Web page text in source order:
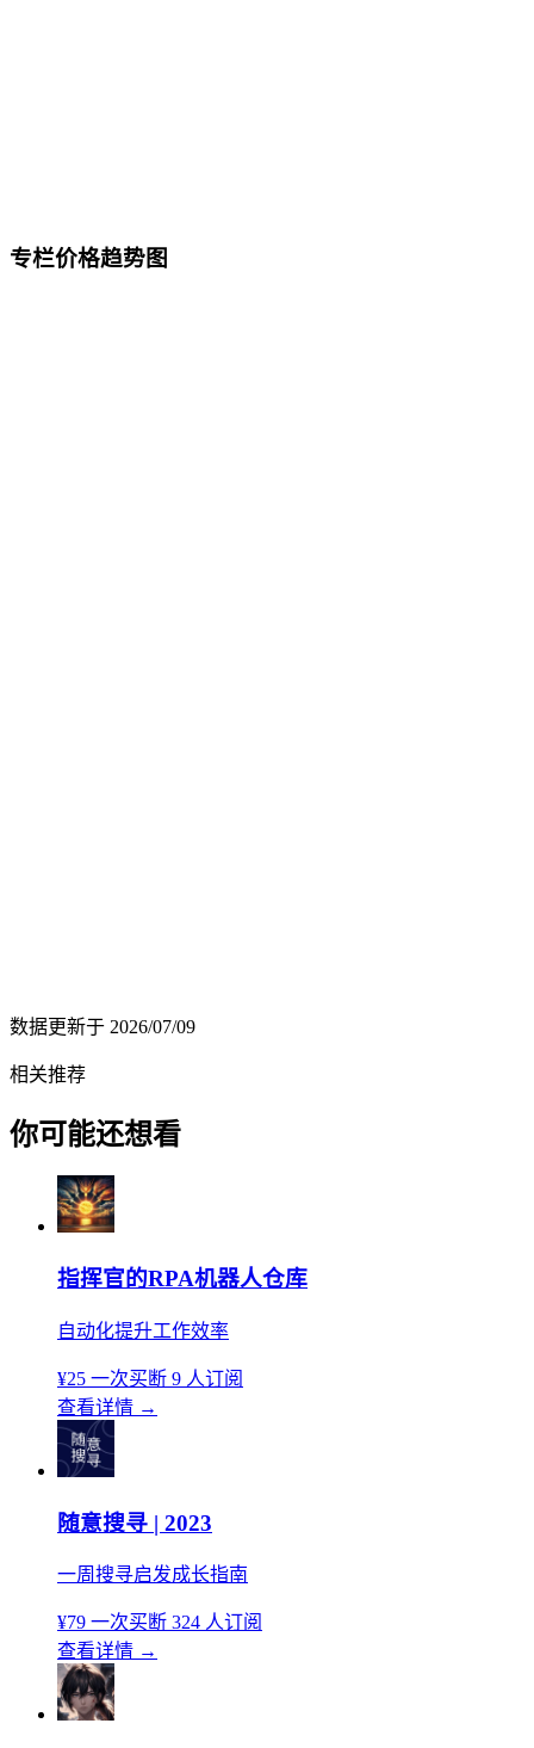
专栏价格趋势图
数据更新于 2026/07/09
相关推荐
你可能还想看
指挥官的RPA机器人仓库
自动化提升工作效率
¥25 一次买断 9 人订阅
查看详情 →
随意搜寻 | 2023
一周搜寻启发成长指南
¥79 一次买断 324 人订阅
查看详情 →